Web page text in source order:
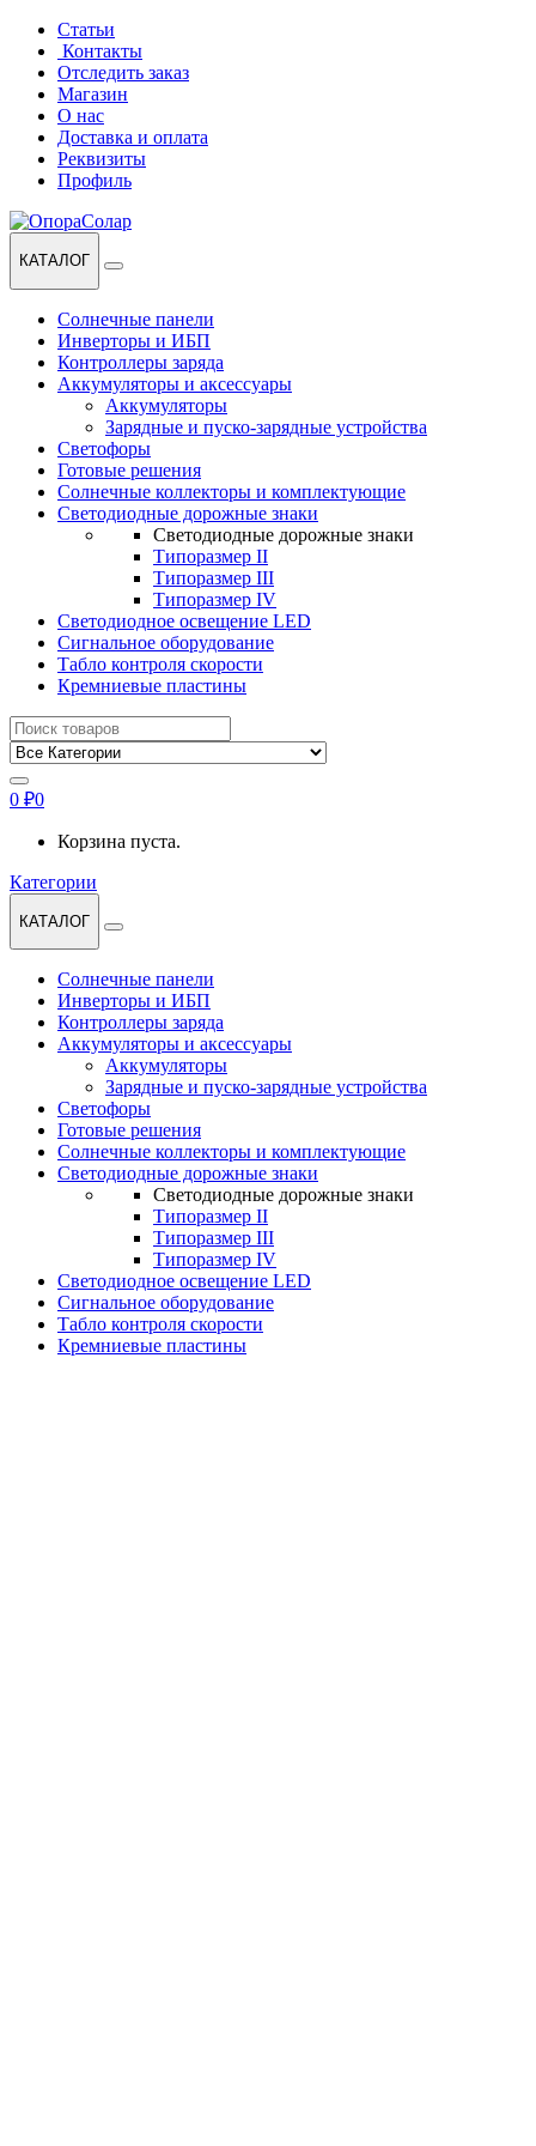
Перейти
навигации
Перейти
содержанию
Статьи
Контакты
Отследить заказ
Магазин
О нас
Доставка и оплата
Реквизиты
Профиль
КАТАЛОГ
Солнечные панели
Инверторы и ИБП
Контроллеры заряда
Аккумуляторы и аксессуары
Аккумуляторы
Зарядные и пуско-зарядные устройства
Светофоры
Готовые решения
Солнечные коллекторы и комплектующие
Светодиодные дорожные знаки
Светодиодные дорожные знаки
Типоразмер II
Типоразмер III
Типоразмер IV
Светодиодное освещение LED
Сигнальное оборудование
Табло контроля скорости
Кремниевые пластины
Найти:
0 ₽0
Корзина пуста.
Категории
КАТАЛОГ
Солнечные панели
Инверторы и ИБП
Контроллеры заряда
Аккумуляторы и аксессуары
Аккумуляторы
Зарядные и пуско-зарядные устройства
Светофоры
Готовые решения
Солнечные коллекторы и комплектующие
Светодиодные дорожные знаки
Светодиодные дорожные знаки
Типоразмер II
Типоразмер III
Типоразмер IV
Светодиодное освещение LED
Сигнальное оборудование
Табло контроля скорости
Кремниевые пластины